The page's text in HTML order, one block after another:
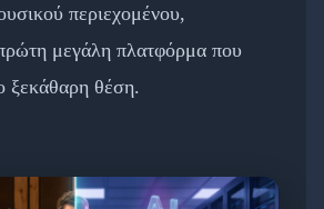
περιεχομένου,
μεγάλη πλατφόρμα που
ξεκάθαρη θέση.